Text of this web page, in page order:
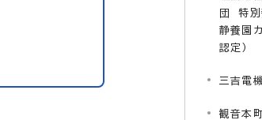
団 特別
静養園
認定）
三吉電
観音本